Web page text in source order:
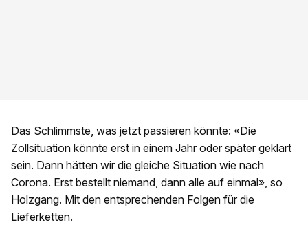
Das Schlimmste, was jetzt passieren könnte: «Die
Zollsituation könnte erst in einem Jahr oder später geklärt
sein. Dann hätten wir die gleiche Situation wie nach
Corona. Erst bestellt niemand, dann alle auf einmal», so
Holzgang. Mit den entsprechenden Folgen für die
Lieferketten.